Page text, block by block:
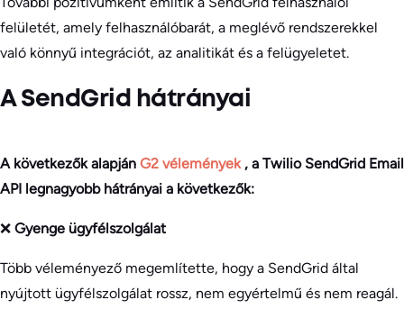
felületét, amely felhasználóbarát, a meglévő rendszerekkel
való könnyű integrációt, az analitikát és a felügyeletet.
A SendGrid hátrányai
A következők alapján G2 vélemények , a Twilio SendGrid Email
API legnagyobb hátrányai a következők:
❌ Gyenge ügyfélszolgálat
Több véleményező megemlítette, hogy a SendGrid által
nyújtott ügyfélszolgálat rossz, nem egyértelmű és nem reagál.